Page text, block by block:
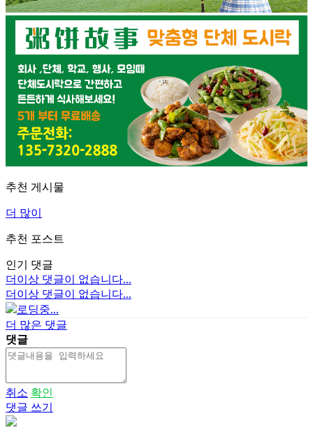
추천 게시물
더 많이
추천 포스트
인기 댓글
더이상 댓글이 없습니다...
더이상 댓글이 없습니다...
로딩중...
더 많은 댓글
댓글
취소 확인
댓글 쓰기